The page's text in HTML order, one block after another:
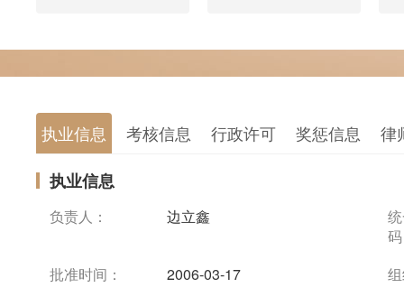
执业信息 考核信息 行政许可 奖惩信息 律
执业信息
负责人： 边立鑫
批准时间：
2006-03-17